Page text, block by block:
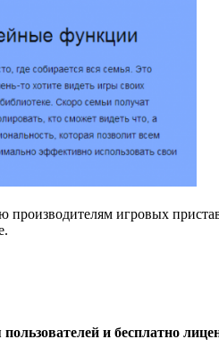
игровых
пользователей и бесплатно